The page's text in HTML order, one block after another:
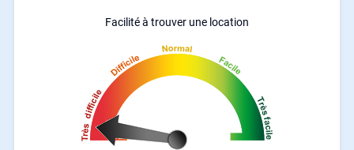
Facilité à trouver une location